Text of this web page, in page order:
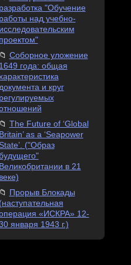
разработка "Обучение
работы над учебно-
исследовательским
проектом"
Соборное уложение
1649 года: общая
и круг
регулируемых
The Future of ‘Global
Britain’ as a ‘Seapower
("Образ
Великобритании в 21
веке)
Прорыв Блокады
(наступательная
«ИСКРА» 12-
января 1943 г.)